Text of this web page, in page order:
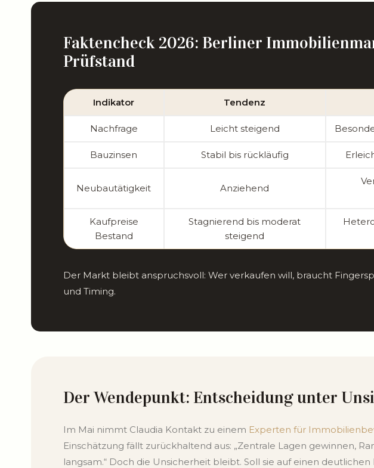
Faktencheck 2026: Berliner
Prüfstand
Indikator Tendenz
Nachfrage Leicht steigend
Bauzinsen Stabil bis rückläufig
Neubautätigkeit Anziehend
Kaufpreise
Bestand
Stagnierend bis moderat
steigend
Der Markt bleibt anspruchsvoll: Wer verkaufen will, braucht
und Timing.
Der Wendepunkt: Entscheidung unter
Im Mai nimmt Claudia Kontakt zu einem Experten für
Einschätzung fällt zurückhaltend aus: „Zentrale Lagen gewinnen,
langsam.“ Doch die Unsicherheit bleibt. Soll sie auf einen